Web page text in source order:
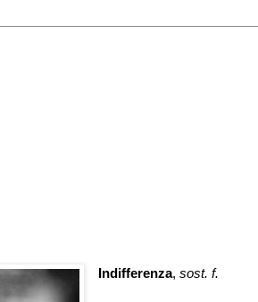
Indifferenza, sost. f.